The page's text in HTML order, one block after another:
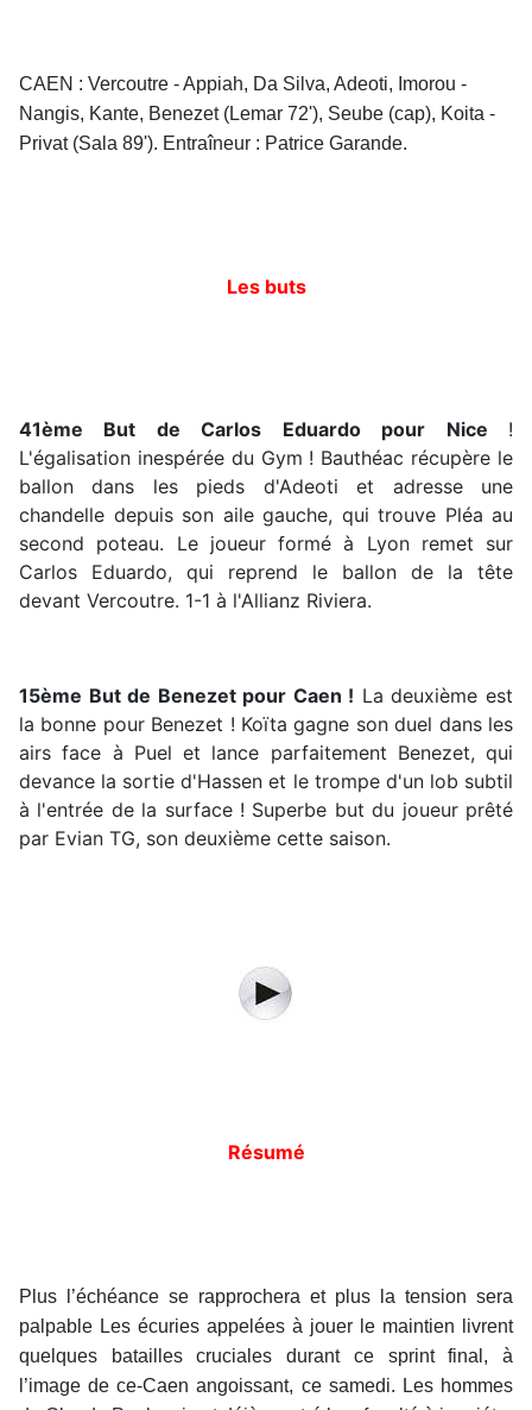
CAEN : Vercoutre - Appiah, Da Silva, Adeoti, Imorou -
Nangis, Kante, Benezet (Lemar 72'), Seube (cap), Koita -
Privat (Sala 89'). Entraîneur : Patrice Garande.
Les buts
41ème But de Carlos Eduardo pour Nice !
L'égalisation inespérée du Gym ! Bauthéac récupère le
ballon dans les pieds d'Adeoti et adresse une
chandelle depuis son aile gauche, qui trouve Pléa au
second poteau. Le joueur formé à Lyon remet sur
Carlos Eduardo, qui reprend le ballon de la tête
devant Vercoutre. 1-1 à l'Allianz Riviera.
15ème But de Benezet pour Caen ! La deuxième est
la bonne pour Benezet ! Koïta gagne son duel dans les
airs face à Puel et lance parfaitement Benezet, qui
devance la sortie d'Hassen et le trompe d'un lob subtil
à l'entrée de la surface ! Superbe but du joueur prêté
par Evian TG, son deuxième cette saison.
Résumé
Plus l’échéance se rapprochera et plus la tension sera
palpable Les écuries appelées à jouer le maintien livrent
quelques batailles cruciales durant ce sprint final, à
l’image de ce-Caen angoissant, ce samedi. Les hommes